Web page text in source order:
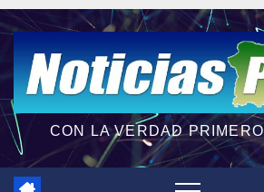
CON LA VERDAD